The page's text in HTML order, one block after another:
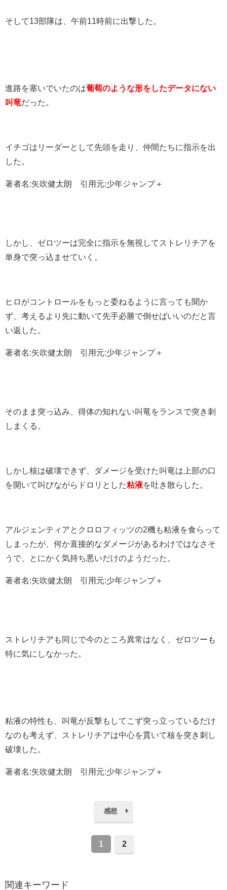
そして13部隊は、午前11時前に出撃した。
進路を塞いでいたのは葡萄のような形をしたデータにない
叫竜だった。
イチゴはリーダーとして先頭を走り、仲間たちに指示を出
した。
著者名:矢吹健太朗 引用元:少年ジャンプ＋
しかし、ゼロツーは完全に指示を無視してストレリチアを
単身で突っ込ませていく。
ヒロがコントロールをもっと委ねるように言っても聞か
ず、考えるより先に動いて先手必勝で倒せばいいのだと言
い返した。
著者名:矢吹健太朗 引用元:少年ジャンプ＋
そのまま突っ込み、得体の知れない叫竜をランスで突き刺
しまくる。
しかし核は破壊できず、ダメージを受けた叫竜は上部の口
を開いて叫びながらドロリとした粘液を吐き散らした。
アルジェンティアとクロロフィッツの2機も粘液を食らって
しまったが、何か直接的なダメージがあるわけではなさそ
うで、とにかく気持ち悪いだけのようだった。
著者名:矢吹健太朗 引用元:少年ジャンプ＋
ストレリチアも同じで今のところ異常はなく、ゼロツーも
特に気にしなかった。
粘液の特性も、叫竜が反撃もしてこず突っ立っているだけ
なのも考えず、ストレリチアは中心を貫いて核を突き刺し
破壊した。
著者名:矢吹健太朗 引用元:少年ジャンプ＋
感想
1 2
関連キーワード